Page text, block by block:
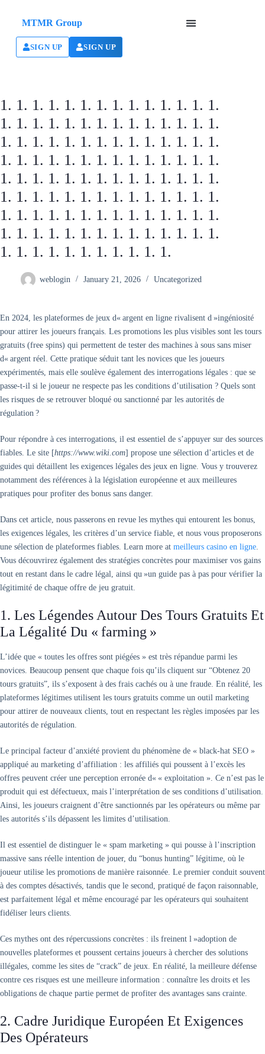
MTMR Group
SIGN UP SIGN UP
1. 1. 1. 1. 1. 1. 1. 1. 1. 1. 1. 1. 1. 1.
1. 1. 1. 1. 1. 1. 1. 1. 1. 1. 1. 1. 1. 1.
1. 1. 1. 1. 1. 1. 1. 1. 1. 1. 1. 1. 1. 1.
1. 1. 1. 1. 1. 1. 1. 1. 1. 1. 1. 1. 1. 1.
1. 1. 1. 1. 1. 1. 1. 1. 1. 1. 1. 1. 1. 1.
1. 1. 1. 1. 1. 1. 1. 1. 1. 1. 1. 1. 1. 1.
1. 1. 1. 1. 1. 1. 1. 1. 1. 1. 1. 1. 1. 1.
1. 1. 1. 1. 1. 1. 1. 1. 1. 1. 1. 1. 1. 1.
1. 1. 1. 1. 1. 1. 1. 1. 1. 1. 1.
weblogin January 21, 2026 Uncategorized
En 2024, les plateformes de jeux d« argent en ligne rivalisent d »ingéniosité
pour attirer les joueurs français. Les promotions les plus visibles sont les tours
gratuits (free spins) qui permettent de tester des machines à sous sans miser
d« argent réel. Cette pratique séduit tant les novices que les joueurs
expérimentés, mais elle soulève également des interrogations légales : que se
passe-t-il si le joueur ne respecte pas les conditions d’utilisation ? Quels sont
les risques de se retrouver bloqué ou sanctionné par les autorités de
régulation ?
Pour répondre à ces interrogations, il est essentiel de s’appuyer sur des sources
fiables. Le site [https://www.wiki.com] propose une sélection d’articles et de
guides qui détaillent les exigences légales des jeux en ligne. Vous y trouverez
notamment des références à la législation européenne et aux meilleures
pratiques pour profiter des bonus sans danger.
Dans cet article, nous passerons en revue les mythes qui entourent les bonus,
les exigences légales, les critères d’un service fiable, et nous vous proposerons
une sélection de plateformes fiables. Learn more at meilleurs casino en ligne.
Vous découvrirez également des stratégies concrètes pour maximiser vos gains
tout en restant dans le cadre légal, ainsi qu »un guide pas à pas pour vérifier la
légitimité de chaque offre de jeu gratuit.
1. Les Légendes Autour Des Tours Gratuits Et
La Légalité Du « Farming »
L’idée que « toutes les offres sont piégées » est très répandue parmi les
novices. Beaucoup pensent que chaque fois qu’ils cliquent sur “Obtenez 20
tours gratuits”, ils s’exposent à des frais cachés ou à une fraude. En réalité, les
plateformes légitimes utilisent les tours gratuits comme un outil marketing
pour attirer de nouveaux clients, tout en respectant les règles imposées par les
autorités de régulation.
Le principal facteur d’anxiété provient du phénomène de « black‑hat SEO »
appliqué au marketing d’affiliation : les affiliés qui poussent à l’excès les
offres peuvent créer une perception erronée d« « exploitation ». Ce n’est pas le
produit qui est défectueux, mais l’interprétation de ses conditions d’utilisation.
Ainsi, les joueurs craignent d’être sanctionnés par les opérateurs ou même par
les autorités s’ils dépassent les limites d’utilisation.
Il est essentiel de distinguer le « spam marketing » qui pousse à l’inscription
massive sans réelle intention de jouer, du “bonus hunting” légitime, où le
joueur utilise les promotions de manière raisonnée. Le premier conduit souvent
à des comptes désactivés, tandis que le second, pratiqué de façon raisonnable,
est parfaitement légal et même encouragé par les opérateurs qui souhaitent
fidéliser leurs clients.
Ces mythes ont des répercussions concrètes : ils freinent l »adoption de
nouvelles plateformes et poussent certains joueurs à chercher des solutions
illégales, comme les sites de “crack” de jeux. En réalité, la meilleure défense
contre ces risques est une meilleure information : connaître les droits et les
obligations de chaque partie permet de profiter des avantages sans crainte.
2. Cadre Juridique Européen Et Exigences
Des Opérateurs